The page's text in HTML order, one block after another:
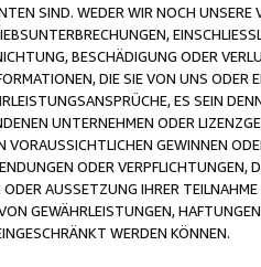
SIND. WEDER WIR NOCH
BESCHÄDIGUNG ODER
DIE SIE VON UNS ODER
ES SEIN
UNTERNEHMEN ODER
GEWINNEN
ODER VERPFLICHTUNGEN,
AUSSETZUNG IHRER
GEWÄHRLEISTUNGEN,
WERDEN KÖNNEN.